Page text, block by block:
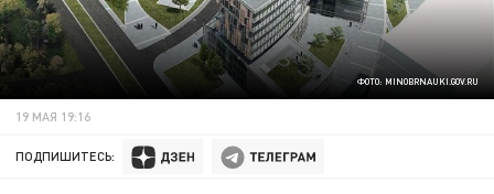
ФОТО: MINOBRNAUKI.GOV.RU
19 МАЯ 19:16
ПОДПИШИТЕСЬ: